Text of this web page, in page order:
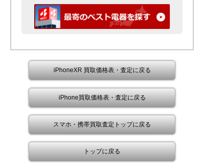
iPhoneXR 買取価格表・査定に戻る
iPhone買取価格表・査定に戻る
スマホ・携帯買取査定トップに戻る
トップに戻る